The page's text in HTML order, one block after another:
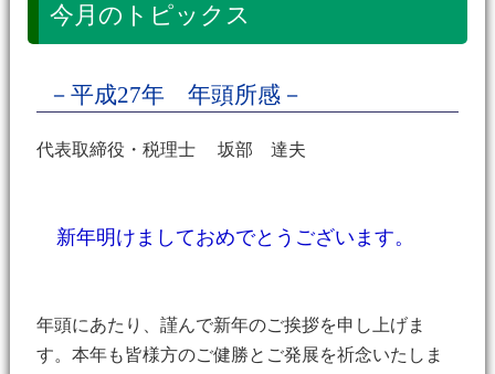
今月のトピックス
－平成27年 年頭所感－
代表取締役・税理士 坂部 達夫
新年明けましておめでとうございます。
年頭にあたり、謹んで新年のご挨拶を申し上げま
す。本年も皆様方のご健勝とご発展を祈念いたしま